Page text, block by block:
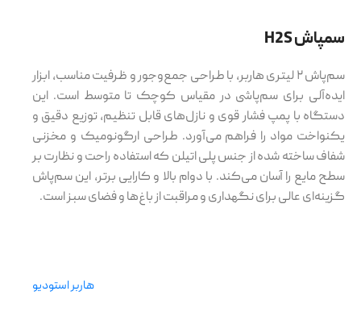
سمپاش H2S
سم‌پاش ۲ لیتری هاربر، با طراحی جمع‌وجور و ظرفیت مناسب، ابزار
ایده‌آلی برای سم‌پاشی در مقیاس کوچک تا متوسط است. این
دستگاه با پمپ فشار قوی و نازل‌های قابل تنظیم، توزیع دقیق و
یکنواخت مواد را فراهم می‌آورد. طراحی ارگونومیک و مخزنی
شفاف ساخته شده از جنس پلی اتیلن که استفاده راحت و نظارت بر
سطح مایع را آسان می‌کند. با دوام بالا و کارایی برتر، این سم‌پاش
گزینه‌ای عالی برای نگهداری و مراقبت از باغ‌ها و فضای سبز است.
هاربر استودیو